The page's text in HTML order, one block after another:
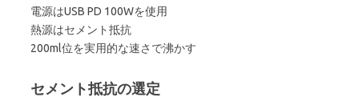
電源はUSB PD 100Wを使用
熱源はセメント抵抗
200ml位を実用的な速さで沸かす
セメント抵抗の選定